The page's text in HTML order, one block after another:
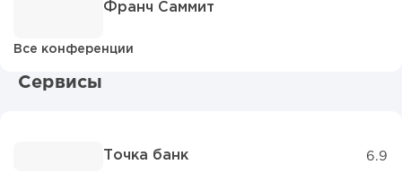
Франч Саммит
Все конференции
Сервисы
Точка банк 6.9